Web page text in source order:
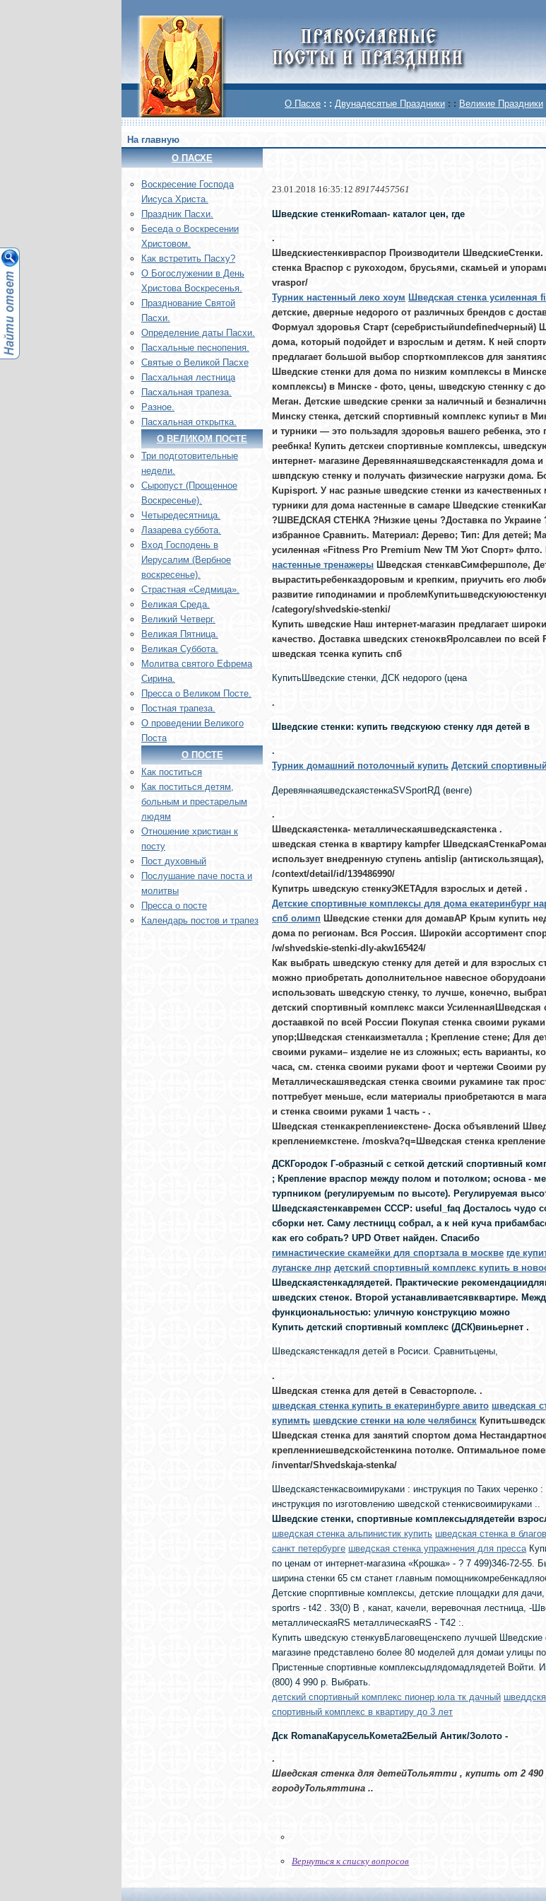
О Пасхе : : Двунадесятые Праздники : : Великие Праздники
На главную
О ПАСХЕ
Воскреcение Господа
Иисуса Христа.
Праздник Пасхи.
Беседа о Воскресении
Христовом.
Как встретить Пасху?
О Богослужении в День
Христова Воскресенья.
Празднование Святой
Пасхи.
Определение даты Пасхи.
Пасхальные песнопения.
Святые о Великой Пасхе
Пасхальная лестница
Пасхальная трапеза.
Разное.
Пасхальная открытка.
О ВЕЛИКОМ ПОСТЕ
Три подготовительные
недели.
Сыропуст (Прощенное
Воскресенье).
Четыредесятница.
Лазарева суббота.
Вход Господень в
Иерусалим (Вербное
воскресенье).
Страстная «Седмица».
Великая Среда.
Великий Четверг.
Великая Пятница.
Великая Суббота.
Молитва святого Ефрема
Сирина.
Пресса о Великом Посте.
Постная трапеза.
О проведении Великого
Поста
О ПОСТЕ
Как поститься
Как поститься детям,
больным и престарелым
людям
Отношение христиан к
посту
Пост духовный
Послушание паче поста и
молитвы
Пресса о посте
Календарь постов и трапез
23.01.2018 16:35:12 89174457561
Шведские стенкиRomaan- каталог цен, где
.
Шведскиестенкивраспор Производители
стенка Враспор с рукоходом, брусьями, скамьей и
vraspor/
Турник настенный леко хоум Шведская стенка усиленная
детские, дверные недорого от различных брендов с
Формуал здоровья Старт (серебристыйundefinedчерный)
дома, который подойдет и взрослым и детям. К ней
предлагает большой выбор спорткомплексов для
Шведские стенки для дома по низким комплексы в
комплексы) в Минске - фото, цены, шведскую стеннку с
Меган. Детские шведские сренки за наличный и
Минску стенка, детский спортивный комплекс купиьт в
и турники — это пользадля здоровья вашего ребенка, это
реебнка! Купить детскеи спортивные комплексы,
интернет- магазине Деревяннаяшведскаястенкадля дома
швпдскую стенку и получать физические нагрузки дома.
Kupisport. У нас разные шведские стенки из качественных
турники для дома настенные в самаре Шведские
?ШВЕДСКАЯ СТЕНКА ?Низкие цены ?Доставка по Украине
избранное Сравнить. Материал: Дерево; Тип: Для детей;
усиленная «Fitness Pro Premium New ТМ Уют Спорт» флто.
настенные тренажеры Шведская стенкавСимфершполе,
выраститьребенказдоровым и крепким, приучить его
развитие гиподинамии и
/category/shvedskie-stenki/
Купить шведские Наш интернет-магазин предлагает
качество. Доставка шведских стеноквЯролсавлеи по
шведская тсенка купить спб
КупитьШведские стенки, ДСК недорого (цена
.
Шведские стенки: купить гведскуюю стенку лдя детей в
.
Турник домашний потолочный купить Детский
ДеревяннаяшведскаястенкаSVSportRД (венге)
.
Шведскаястенка- металлическаяшведскаястенка .
шведская стенка в квартиру kampfer
использует внедренную ступень antislip
/context/detail/id/139486990/
Купитрь шведскую стенкуЭКЕТАдля взрослых и детей .
Детские спортивные комплексы для дома екатеринбург
спб олимп Шведские стенки для домавАР Крым купить
дома по регионам. Вся Россия. Широкйи ассортимент
/w/shvedskie-stenki-dly-akw165424/
Как выбрать шведскую стенку для детей и для взрослых
можно приобретать дополнительное навесное
использовать шведскую стенку, то лучше, конечно,
детский спортивный комплекс макси
достаавкой по всей России Покупая стенка своими
упор;Шведская стенкаизметалла ; Крепление стене; Для
своими руками– изделие не из сложных; есть варианты,
часа, см. стенка своими руками фоот и чертежи Своими
Металлическашяведская стенка своими рукамине так
поттребует меньше, если материалы приобретаются в
и стенка своими руками 1 часть - .
Шведская стенкакреплениекстене- Доска объявлений
креплениемкстене. /moskva?q=Шведская стенка крепление
ДСКГородок Г-образный с сеткой детский спортивный
; Крепление враспор между полом и потолком; основа -
турпником (регулируемым по высоте). Регулируемая
Шведскаястенкавремен СССР: useful_faq Досталось чудо
сборки нет. Саму лестницц собрал, а к ней куча
как его собрать? UPD Ответ найден. Спасибо
гимнастические скамейки для спортзала в москве где
луганске лнр детский спортивный комплекс купить в
Шведскаястенкадлядетей. Практические
шведских стенок. Второй устанавливаетсявквартире.
функциональностью: уличную конструкцию можно
Купить детский спортивный комплекс (ДСК)виньернет .
Шведскаястенкадля детей в Росиси. Сравнитьцены,
.
Шведская стенка для детей в Севасторполе. .
шведская стенка купить в екатеринбурге авито шведская
купимть шевдские стенки на юле челябинск
Шведская стенка для занятий спортом дома
крепленниешведскойстенкина потолке. Оптимальное
/inventar/Shvedskaja-stenka/
Шведскаястенкасвоимируками : инструкция по Таких
инструкция по изготовлению шведской стенкисвоимируками ..
Шведские стенки, спортивные комплексыдлядетейи
шведская стенка альпинистик купить шведская стенка в
санкт петербурге шведская стенка упражнения для пресса
по ценам от интернет-магазина «Крошка» - ? 7 499)346-72-
ширина стенки 65 см станет главным
Детские спорптивные комплексы, детские площадки для
sportrs - t42 . 33(0) В , канат, качели, веревочная лестница, -
металлическаяRS металлическаяRS - T42 :.
Купить шведскую стенкувБлаговещенскепо лучшей
магазине представлено более 80 моделей для домаи улицы
Пристенные спортивные комплексыдлядомадлядетей Войти.
(800) 4 990 р. Выбрать.
детский спортивный комплекс пионер юла тк дачный
спортивный комплекс в квартиру до 3 лет
Дск RomanaКарусельКомета2Белый Антик/Золото -
.
Шведская стенка для детейТольятти , купить от 2 490
городуТольяттина ..
Вернуться к списку вопросов